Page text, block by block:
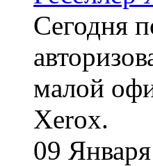
Сегодня
малой
Xerox.
09 Января